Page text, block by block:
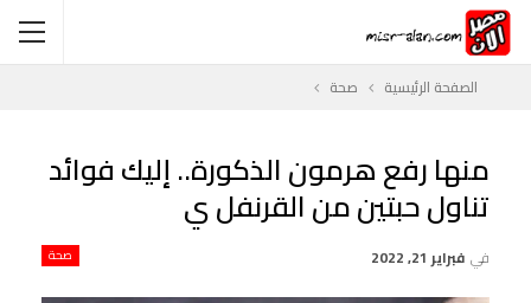
الصفحة الرئيسية صحة
منها رفع هرمون الذكورة.. إليك فوائد
تناول حبتين من القرنفل ي
صحة في فبراير 21, 2022